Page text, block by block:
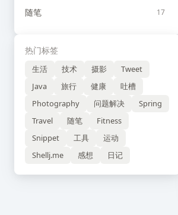
随笔 17
热门标签
生活 技术 摄影
Tweet
Java
旅行 健康
吐槽
Photography
问题解决
Spring
Travel
随笔
Fitness
Snippet
工具
运动
Shellj.me
感想 日记